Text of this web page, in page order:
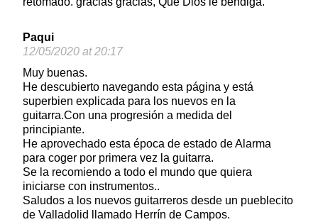
Paqui
12/05/2020 at 20:17
Muy buenas.
He descubierto navegando esta página y está
superbien explicada para los nuevos en la
guitarra.Con una progresión a medida del
principiante.
He aprovechado esta época de estado de Alarma
para coger por primera vez la guitarra.
Se la recomiendo a todo el mundo que quiera
iniciarse con instrumentos..
Saludos a los nuevos guitarreros desde un pueblecito
de Valladolid llamado Herrín de Campos.